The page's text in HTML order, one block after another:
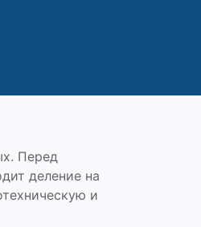
Перед
деление на
и